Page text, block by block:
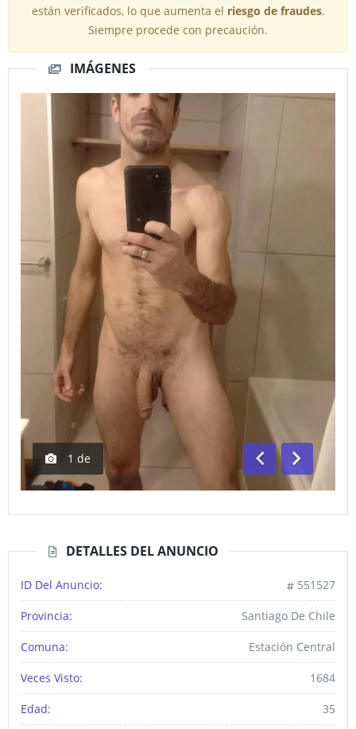
están verificados, lo que aumenta el riesgo de fraudes.
Siempre procede con precaución.
IMÁGENES
1 de
AnteriorSiguiente
DETALLES DEL ANUNCIO
ID Del Anuncio: 551527
Provincia: Santiago De Chile
Comuna: Estación Central
Veces Visto: 1684
Edad: 35